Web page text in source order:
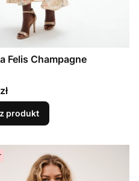
Felis Champagne
produkt